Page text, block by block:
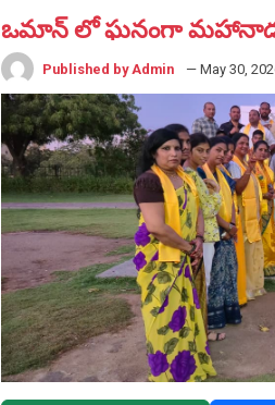
ఒమాన్ లో ఘనంగా మహానాడు
Published by Admin — May 30,